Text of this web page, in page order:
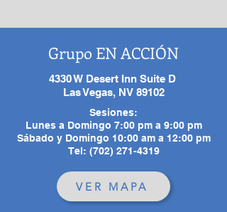
Grupo EN ACCIÓN
4330 W Desert Inn Suite D
Las Vegas, NV 89102
Sesiones:
Lunes a Domingo 7:00 pm a 9:00 pm
Sábado y Domingo 10:00 am a 12:00 pm
Tel: (702) 271-4319
VER MAPA